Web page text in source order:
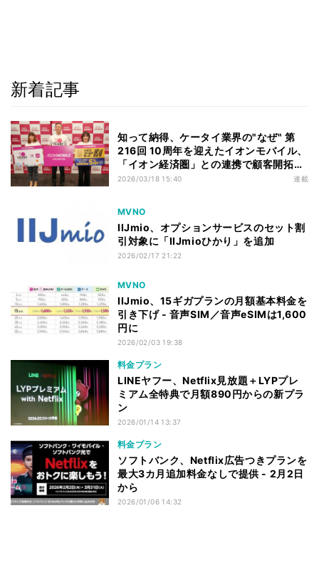
新着記事
知って納得、ケータイ業界の"なぜ" 第
216回 10周年を迎えたイオンモバイル、
「イオン経済圏」との連携で顧客開拓は
進むか
2026/03/18 15:40 連載
MVNO
IIJmio、オプションサービスのセット割
引対象に「IIJmioひかり」を追加
2026/02/17 21:22
MVNO
IIJmio、15ギガプランの月額基本料金を
引き下げ - 音声SIM／音声eSIMは1,600
円に
2026/02/03 19:38
料金プラン
LINEヤフー、Netflix見放題＋LYPプレ
ミアム全特典で月額890円からの新プラ
ン
2026/01/14 13:37
料金プラン
ソフトバンク、Netflix広告つきプランを
最大3カ月追加料金なしで提供 - 2月2日
から
2026/01/06 14:32